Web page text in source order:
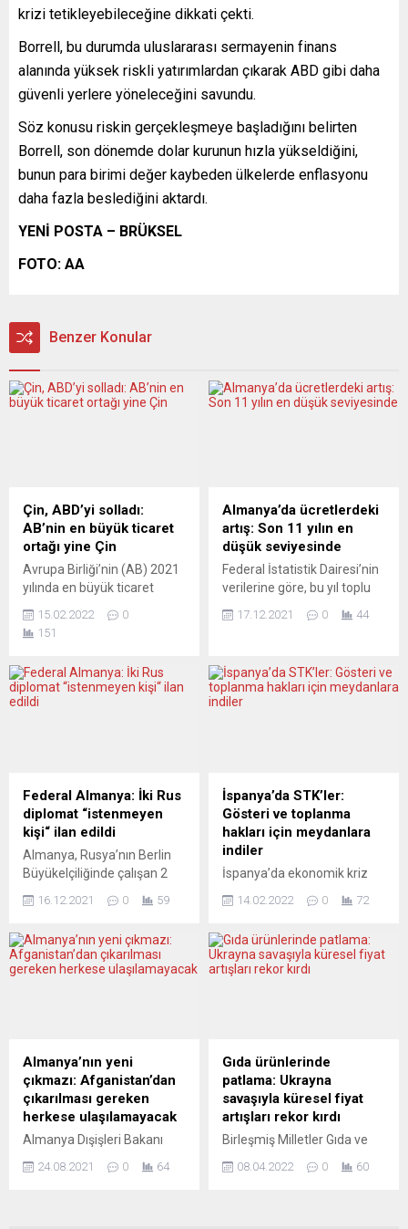
krizi tetikleyebileceğine dikkati çekti.
Borrell, bu durumda uluslararası sermayenin finans
alanında yüksek riskli yatırımlardan çıkarak ABD gibi daha
güvenli yerlere yöneleceğini savundu.
Söz konusu riskin gerçekleşmeye başladığını belirten
Borrell, son dönemde dolar kurunun hızla yükseldiğini,
bunun para birimi değer kaybeden ülkelerde enflasyonu
daha fazla beslediğini aktardı.
YENİ POSTA – BRÜKSEL
FOTO: AA
Benzer Konular
Çin, ABD’yi solladı:
AB’nin en büyük ticaret
ortağı yine Çin
Avrupa Birliği’nin (AB) 2021
yılında en büyük ticaret
ticaret hacmiyle Çin oldu.
Avrupa İstatistik Ofisi
Bölgesi’nin 2021 yılına ilişkin
uluslararası ticaret verilerini
434,3 milyar avroya,...
15.02.2022
0
151
Almanya’da ücretlerdeki
artış: Son 11 yılın en
düşük seviyesinde
Federal İstatistik Dairesi’nin
verilerine göre, bu yıl toplu
ücretlerdeki artış 2010’dan
alım gücü de iyice düştü.
Almanya’da alım gücünün
sözleşme ile belirlenen
ücretle çalışan milyonlarca
kişiye 2021’de...
17.12.2021 0 44
Federal Almanya: İki Rus
diplomat “istenmeyen
kişi“ ilan edildi
Almanya, Rusya’nın Berlin
Büyükelçiliğinde çalışan 2
ilan etti. Almanya Dışişleri
yaptığı çevrimiçi
açıklamada, 23 Ağustos’ta
Rusya devlet kurumlarının
talimatıyla işlendiği
sonucuna varıldığını
anımsattı. Kararı açıklayan
mahkemenin de bu görüşe
katıldığına işaret eden
Baerbock,...
16.12.2021 0 59
İspanya’da STK’ler:
Gösteri ve toplanma
hakları için meydanlara
indiler
İspanya’da ekonomik kriz
gösterilere karşı 2015’te
kısıtlayan Vatandaş
Güvenliği Yasası’nın iptali
Somos Delito” (Biz suç
değiliz) platformu,
Greenpeace ve Uluslararası
Af Örgütü başta olmak
üzere ülke genelindeki
100’den fazla solcu STK’nin
çağrısıyla...
14.02.2022 0 72
Almanya’nın yeni
çıkmazı: Afganistan’dan
çıkarılması gereken
herkese ulaşılamayacak
Almanya Dışişleri Bakanı
kadar Afganistan’dan
24.08.2021 0 64
Gıda ürünlerinde
patlama: Ukrayna
savaşıyla küresel fiyat
artışları rekor kırdı
Birleşmiş Milletler Gıda ve
gıda fiyatlarının Ukrayna-
08.04.2022 0 60